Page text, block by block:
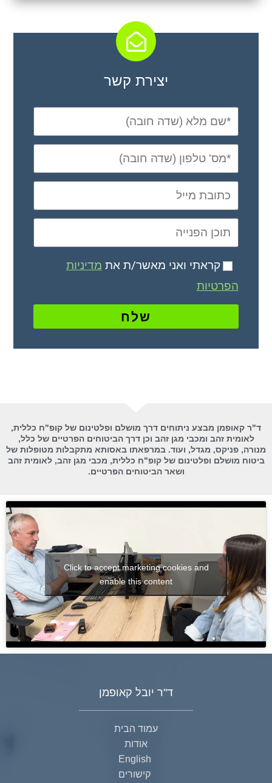
יצירת קשר
קראתי ואני מאשר/ת את מדיניות
הפרטיות
שלח
ד"ר קאופמן מבצע ניתוחים דרך מושלם ופלטינום של קופ"ח כללית,
לאומית זהב ומכבי מגן זהב וכן דרך הביטוחים הפרטיים של כלל,
מנורה, פניקס, מגדל, ועוד. במרפאתו באסותא מתקבלות מטופלות של
ביטוח מושלם ופלטינום של קופ"ח כללית, מכבי מגן זהב, לאומית זהב
ושאר הביטוחים הפרטיים.
Click to accept marketing cookies and
enable this content
ד"ר יובל קאופמן
עמוד הבית
אודות
English
קישורים